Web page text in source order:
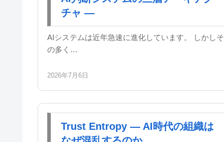
チャ —
AIシステムは近年急速に進化しています。 しかしそ
の多く…
2026年7月6日
Trust Entropy — AI時代の組織は